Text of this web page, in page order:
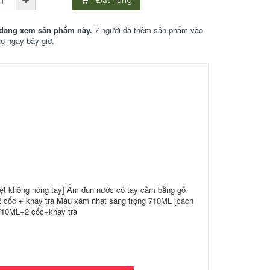
xem sản phẩm này. 7 người đã thêm sản phẩm vào
ngay bây giờ.
không nóng tay] Ấm đun nước có tay cầm bằng gỗ
+ khay trà Màu xám nhạt sang trọng 710ML [cách
cốc+khay trà